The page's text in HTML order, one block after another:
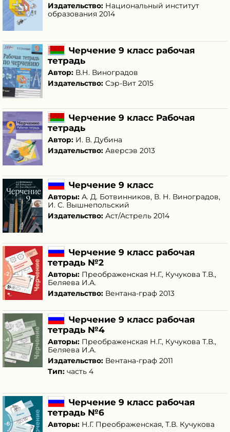
Издательство: Национальный институт
образования 2014
Черчение 9 класс рабочая
тетрадь
Автор: В.Н. Виноградов
Издательство: Сэр-Вит 2015
Черчение 9 класс Рабочая
тетрадь
Автор: И. В. Дубина
Издательство: Аверсэв 2013
Черчение 9 класс
Авторы: А. Д. Ботвинников, В. Н. Виноградов,
И. С. Вышнепольский
Издательство: Аст/Астрель 2014
Черчение 9 класс рабочая
тетрадь №2
Авторы: Преображенская Н.Г., Кучукова Т.В.,
Беляева И.А.
Издательство: Вентана-граф 2013
Черчение 9 класс рабочая
тетрадь №4
Авторы: Преображенская Н.Г., Кучукова Т.В.,
Беляева И.А.
Издательство: Вентана-граф 2011
Тип: часть 4
Черчение 9 класс рабочая
тетрадь №6
Авторы: Н.Г. Преображенская, Т.В. Кучукова